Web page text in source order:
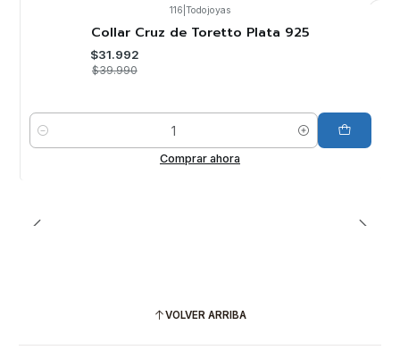
116 Todojoyas
Collar Cruz de Toretto Plata 925
$31.992
$39.990
Cantidad
Comprar ahora
VOLVER ARRIBA